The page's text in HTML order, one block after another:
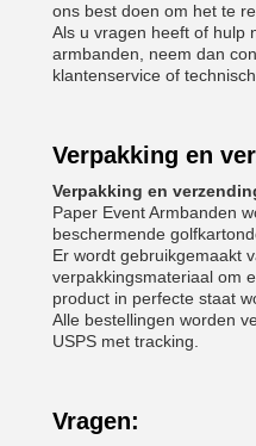
ons best doen om het te
Als u vragen heeft of hulp
armbanden, neem dan
klantenservice of
Verpakking en
Verpakking en
Paper Event Armbanden
beschermende
Er wordt gebruikgemaakt
verpakkingsmateriaal om
product in perfecte staat
Alle bestellingen worden
USPS met tracking.
Vragen: